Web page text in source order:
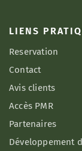
LIENS
Reservation
Contact
Avis clients
Accès PMR
Partenaires
Développement